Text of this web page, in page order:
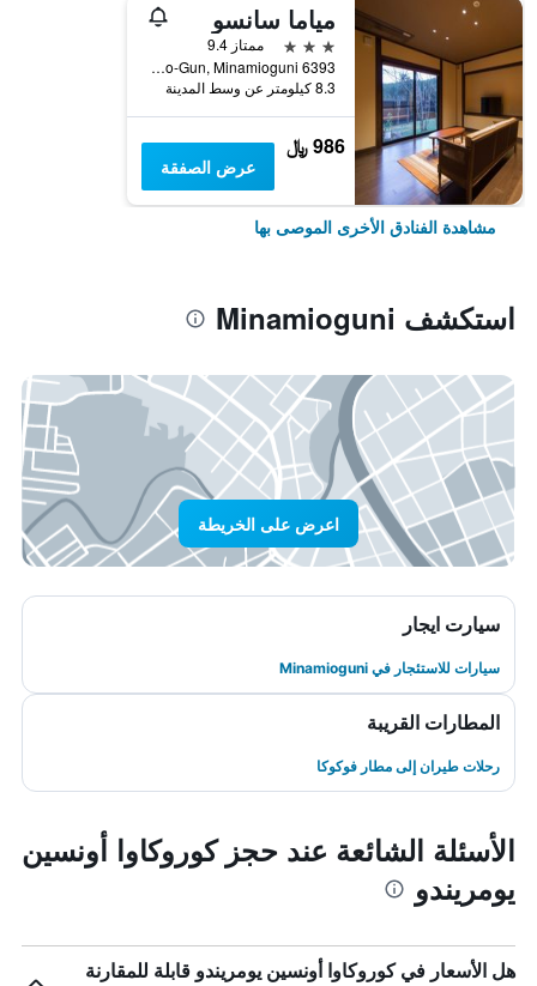
مياما سانسو
3 نجوم
ممتاز 9.4
6393 Manganji, Aso-Gun, Minamioguni, اليابان
8.3 كيلومتر عن وسط المدينة
986 ﷼
عرض الصفقة
مشاهدة الفنادق الأخرى الموصى بها
استكشف Minamioguni
اعرض على الخريطة
سيارت ايجار
سيارات للاستئجار في Minamioguni
المطارات القريبة
رحلات طيران إلى مطار فوكوكا
الأسئلة الشائعة عند حجز كوروكاوا أونسين
يومريندو
هل الأسعار في كوروكاوا أونسين يومريندو قابلة للمقارنة